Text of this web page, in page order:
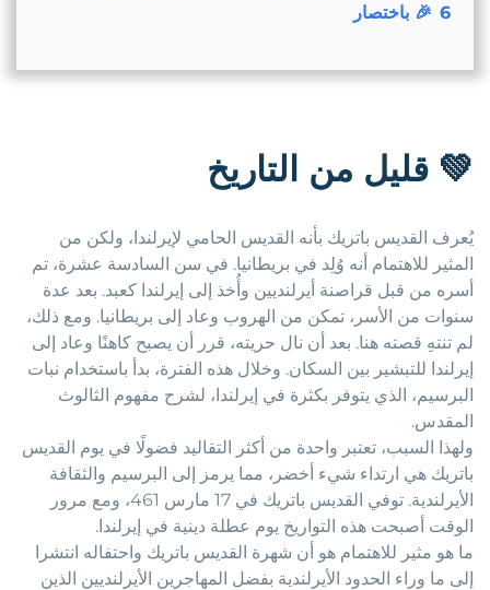
6
🎉 باختصار
💚 قليل من التاريخ
يُعرف القديس باتريك بأنه القديس الحامي لإيرلندا، ولكن من
المثير للاهتمام أنه وُلِد في بريطانيا. في سن السادسة عشرة، تم
أسره من قبل قراصنة أيرلنديين وأُخذ إلى إيرلندا كعبد. بعد عدة
سنوات من الأسر، تمكن من الهروب وعاد إلى بريطانيا. ومع ذلك،
لم تنتهِ قصته هنا. بعد أن نال حريته، قرر أن يصبح كاهنًا وعاد إلى
إيرلندا للتبشير بين السكان. وخلال هذه الفترة، بدأ باستخدام نبات
البرسيم، الذي يتوفر بكثرة في إيرلندا، لشرح مفهوم الثالوث
المقدس.
ولهذا السبب، تعتبر واحدة من أكثر التقاليد فضولًا في يوم القديس
باتريك هي ارتداء شيء أخضر، مما يرمز إلى البرسيم والثقافة
الأيرلندية. توفي القديس باتريك في 17 مارس 461، ومع مرور
الوقت أصبحت هذه التواريخ يوم عطلة دينية في إيرلندا.
ما هو مثير للاهتمام هو أن شهرة القديس باتريك واحتفاله انتشرا
إلى ما وراء الحدود الأيرلندية بفضل المهاجرين الأيرلنديين الذين